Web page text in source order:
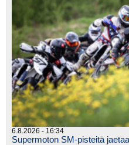
6.8.2026 - 16:34
Supermoton SM-pisteitä